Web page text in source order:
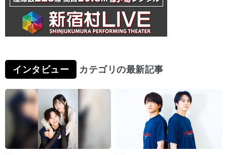
インタビュー カテゴリの最新記事